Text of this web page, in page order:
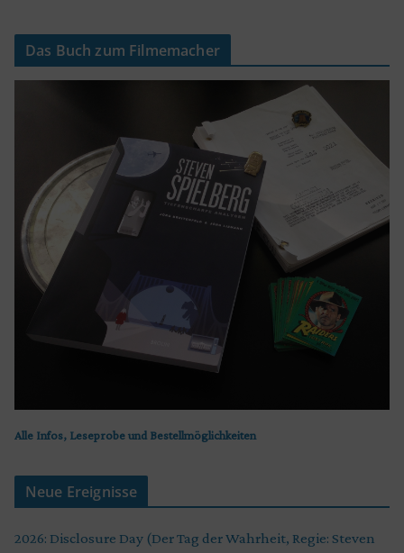
Das Buch zum Filmemacher
Alle Infos, Leseprobe und Bestellmöglichkeiten
Neue Ereignisse
2026: Disclosure Day (Der Tag der Wahrheit, Regie: Steven